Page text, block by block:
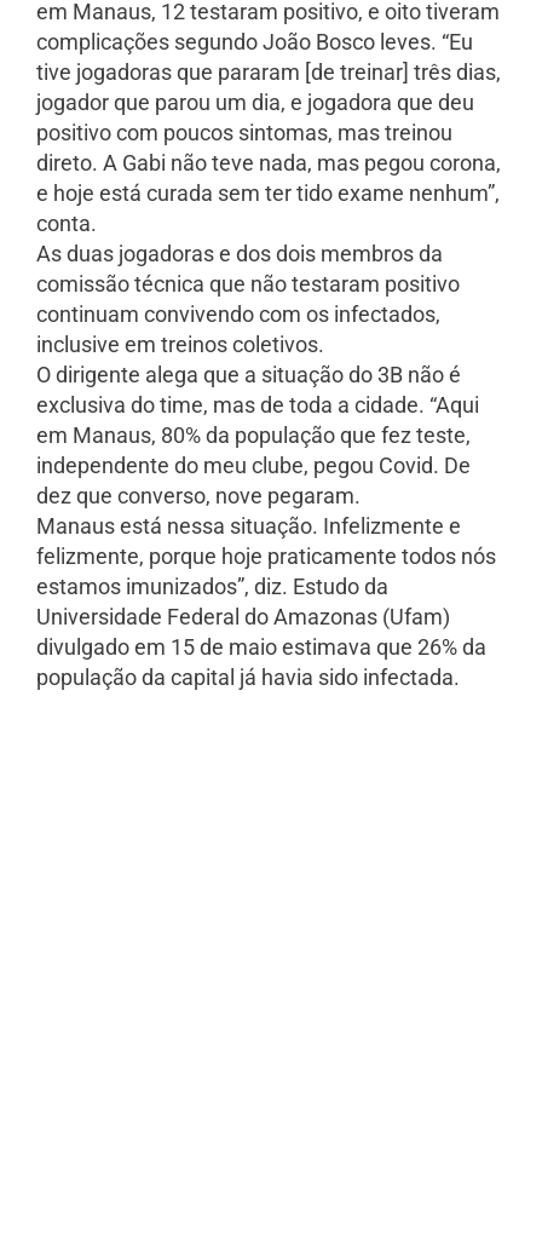
em Manaus, 12 testaram positivo, e oito tiveram
complicações segundo João Bosco leves. “Eu
tive jogadoras que pararam [de treinar] três dias,
jogador que parou um dia, e jogadora que deu
positivo com poucos sintomas, mas treinou
direto. A Gabi não teve nada, mas pegou corona,
e hoje está curada sem ter tido exame nenhum”,
conta.
As duas jogadoras e dos dois membros da
comissão técnica que não testaram positivo
continuam convivendo com os infectados,
inclusive em treinos coletivos.
O dirigente alega que a situação do 3B não é
exclusiva do time, mas de toda a cidade. “Aqui
em Manaus, 80% da população que fez teste,
independente do meu clube, pegou Covid. De
dez que converso, nove pegaram.
Manaus está nessa situação. Infelizmente e
felizmente, porque hoje praticamente todos nós
estamos imunizados”, diz. Estudo da
Universidade Federal do Amazonas (Ufam)
divulgado em 15 de maio estimava que 26% da
população da capital já havia sido infectada.